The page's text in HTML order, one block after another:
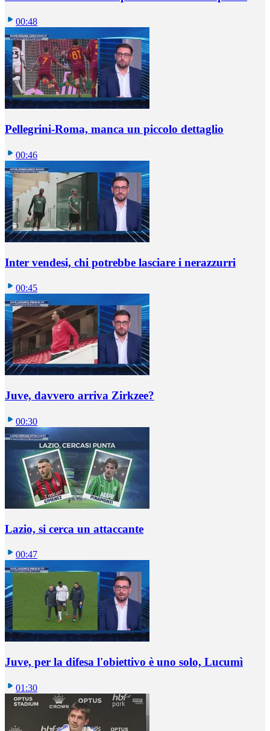
00:48
Pellegrini-Roma, manca un piccolo dettaglio
00:46
Inter vendesi, chi potrebbe lasciare i nerazzurri
00:45
Juve, davvero arriva Zirkzee?
00:30
Lazio, si cerca un attaccante
00:47
Juve, per la difesa l'obiettivo è uno solo, Lucumì
01:30